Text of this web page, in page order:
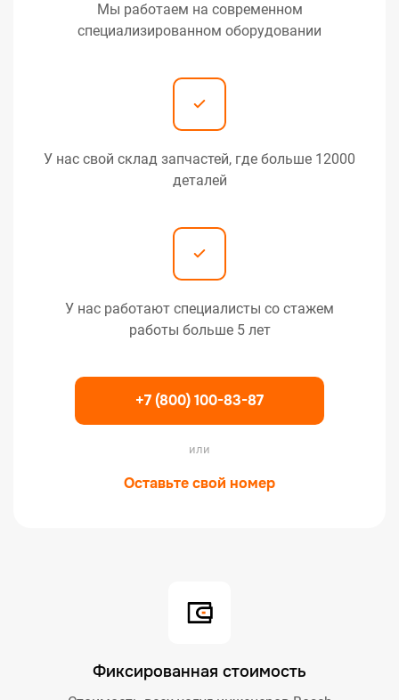
Мы работаем на современном
специализированном оборудовании
У нас свой склад запчастей, где больше 12000
деталей
У нас работают специалисты со стажем
работы больше 5 лет
+7 (800) 100-83-87
или
Оставьте свой номер
Фиксированная стоимость